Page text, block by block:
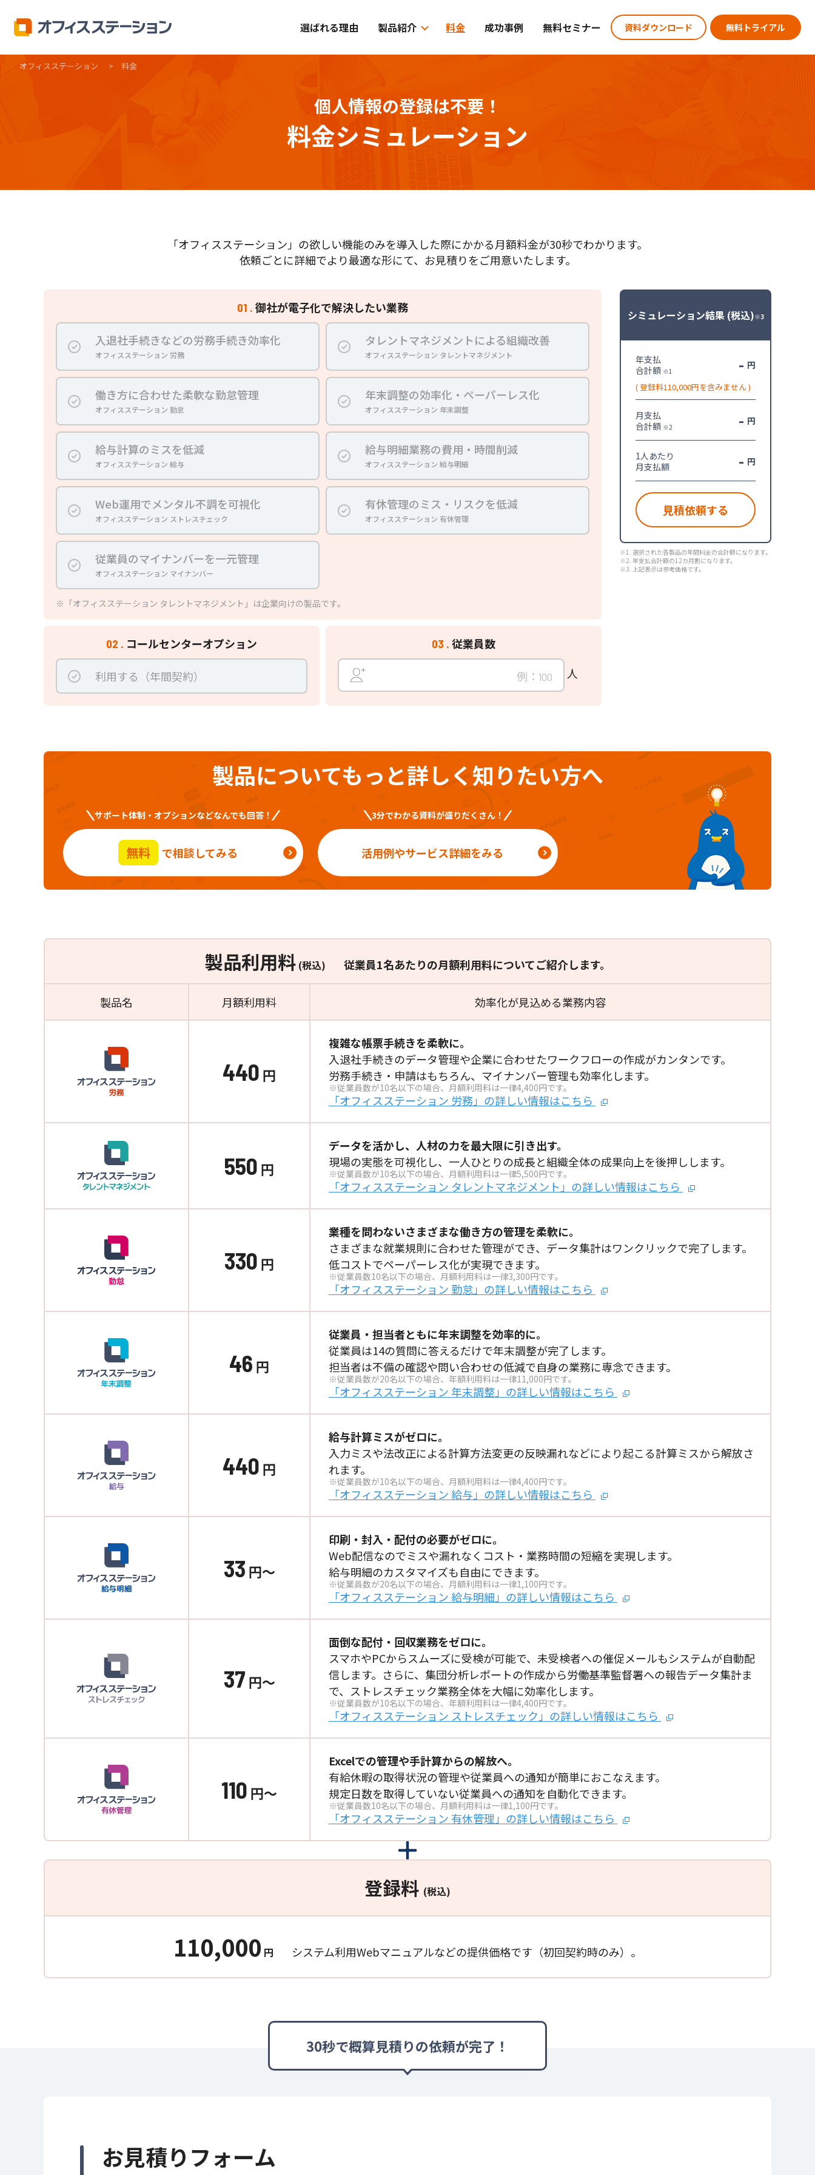
選ばれる理由 製品紹介 料金 成功事例 無料セミナー 資料ダウンロード 無料トライアル
オフィスステーション 料金
個人情報の登録は不要！
料金シミュレーション
「オフィスステーション」の欲しい機能のみを導入した際にかかる月額料金が30秒でわかります。
依頼ごとに詳細でより最適な形にて、お見積りをご用意いたします。
01 . 御社が電子化で解決したい業務
入退社手続きなどの労務手続き効率化
オフィスステーション 労務
タレントマネジメントによる組織改善
オフィスステーション タレントマネジメント
働き方に合わせた柔軟な勤怠管理
オフィスステーション 勤怠
年末調整の効率化・ペーパーレス化
オフィスステーション 年末調整
給与計算のミスを低減
オフィスステーション 給与
給与明細業務の費用・時間削減
オフィスステーション 給与明細
Web運用でメンタル不調を可視化
オフィスステーション ストレスチェック
有休管理のミス・リスクを低減
オフィスステーション 有休管理
従業員のマイナンバーを一元管理
オフィスステーション マイナンバー
※「オフィスステーション タレントマネジメント」は企業向けの製品です。
02 . コールセンターオプション
利用する（年間契約）
03 . 従業員数
人
シミュレーション結果 (税込)※3
年支払
合計額 ※1 - 円
( 登録料110,000円を含みません )
月支払
合計額 ※2 - 円
1人あたり
月支払額
- 円
見積依頼する
※1. 選択された各製品の年間料金の合計額になります。
※2. 年支払合計額の12カ月割になります。
※3. 上記表示は参考価格です。
製品についてもっと詳しく知りたい方へ
サポート体制・オプションなどなんでも回答！
無料 で相談してみる
3分でわかる資料が盛りだくさん！
活用例やサービス詳細をみる
製品利用料 (税込) 従業員1名あたりの月額利用料についてご紹介します。
製品名 月額利用料 効率化が見込める業務内容
440 円
複雑な帳票手続きを柔軟に。
入退社手続きのデータ管理や企業に合わせたワークフローの作成がカンタンです。
労務手続き・申請はもちろん、 マイナンバー管理も効率化します。
※従業員数が10名以下の場合、月額利用料は一律4,400円です。
「オフィスステーション 労務」の詳しい情報はこちら
550 円
データを活かし、 人材の力を最大限に引き出す。
現場の実態を可視化し、 一人ひとりの成長と組織全体の成果向上を後押しします。
※従業員数が10名以下の場合、月額利用料は一律5,500円です。
「オフィスステーション タレントマネジメント」の詳しい情報はこちら
330 円
業種を問わないさまざまな働き方の管理を柔軟に。
さまざまな就業規則に合わせた管理ができ、 データ集計はワンクリックで完了します。
低コストでペーパーレス化が実現できます。
※従業員数10名以下の場合、月額利用料は一律3,300円です。
「オフィスステーション 勤怠」の詳しい情報はこちら
46 円
従業員・担当者ともに年末調整を効率的に。
従業員は14の質問に答えるだけで年末調整が完了します。
担当者は不備の確認や問い合わせの低減で自身の業務に専念できます。
※従業員数が20名以下の場合、年額利用料は一律11,000円です。
「オフィスステーション 年末調整」の詳しい情報はこちら
440 円
給与計算ミスがゼロに。
入力ミスや法改正による計算方法変更の反映漏れなどにより起こる計算ミスから解放さ
れます。
※従業員数が10名以下の場合、月額利用料は一律4,400円です。
「オフィスステーション 給与」の詳しい情報はこちら
33 円～
印刷・封入・配付の必要がゼロに。
Web配信なのでミスや漏れなく コスト・業務時間の短縮を実現します。
給与明細のカスタマイズも自由にできます。
※従業員数が20名以下の場合、月額利用料は一律1,100円です。
「オフィスステーション 給与明細」の詳しい情報はこちら
37 円～
面倒な配付・回収業務をゼロに。
スマホやPCからスムーズに受検が可能で、未受検者への催促メールもシステムが自動配
信します。さらに、集団分析レポートの作成から労働基準監督署への報告データ集計ま
で、ストレスチェック業務全体を大幅に効率化します。
※従業員数が10名以下の場合、年額利用料は一律4,400円です。
「オフィスステーション ストレスチェック」の詳しい情報はこちら
110 円～
Excelでの管理や手計算からの解放へ。
有給休暇の取得状況の管理や従業員への通知が簡単におこなえます。
規定日数を取得していない従業員への通知を自動化できます。
※従業員数10名以下の場合、月額利用料は一律1,100円です。
「オフィスステーション 有休管理」の詳しい情報はこちら
登録料 (税込)
110,000 円 システム利用Webマニュアルなどの提供価格です（初回契約時のみ）。
30秒で概算見積りの依頼が完了！
お見積りフォーム